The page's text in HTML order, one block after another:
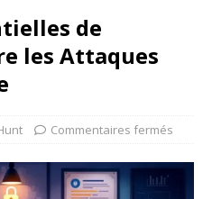
de
les Attaques
Commentaires fermés